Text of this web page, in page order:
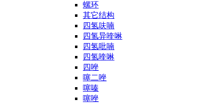
螺环
其它结构
四氢呋喃
四氢异喹啉
四氢吡喃
四氢喹啉
四唑
噻二唑
噻嗪
噻唑